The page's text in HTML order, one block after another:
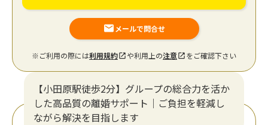
メールで問合せ
※ご利用の際には利用規約 や利用上の注意 をご確認下さい
【小田原駅徒歩2分】グループの総合力を活か
した高品質の離婚サポート｜ご負担を軽減し
ながら解決を目指します